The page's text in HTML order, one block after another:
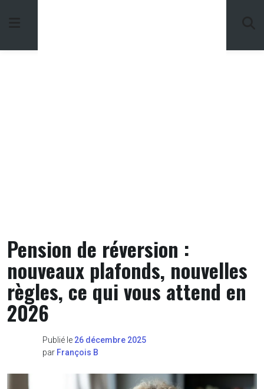
Pension de réversion :
nouveaux plafonds, nouvelles
règles, ce qui vous attend en
2026
Publié le 26 décembre 2025
par François B